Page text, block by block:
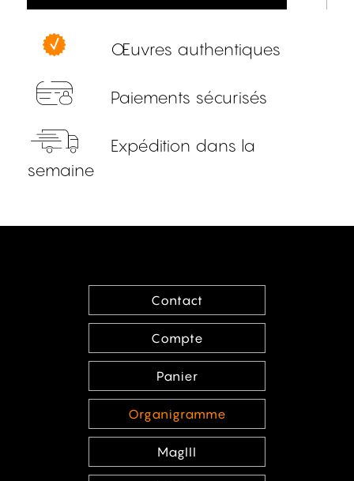
Œuvres authentiques
Paiements sécurisés
Expédition dans la
semaine
Contact
Compte
Panier
Organigramme
MagIII